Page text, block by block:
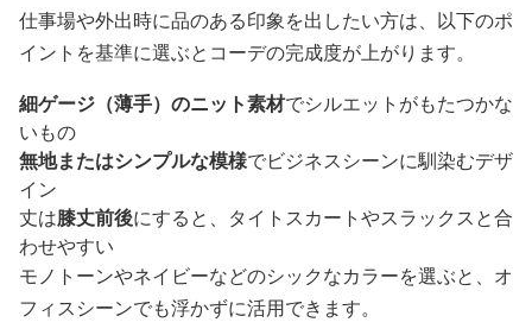
仕事場や外出時に品のある印象を出したい方は、以下のポ
イントを基準に選ぶとコーデの完成度が上がります。
細ゲージ（薄手）のニット素材でシルエットがもたつかな
いもの
無地またはシンプルな模様でビジネスシーンに馴染むデザ
イン
丈は膝丈前後にすると、タイトスカートやスラックスと合
わせやすい
モノトーンやネイビーなどのシックなカラーを選ぶと、オ
フィスシーンでも浮かずに活用できます。